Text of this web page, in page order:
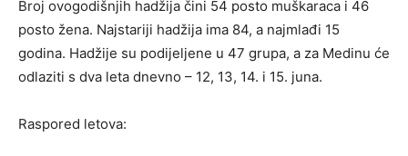
Broj ovogodišnjih hadžija čini 54 posto muškaraca i 46
posto žena. Najstariji hadžija ima 84, a najmlađi 15
godina. Hadžije su podijeljene u 47 grupa, a za Medinu će
odlaziti s dva leta dnevno – 12, 13, 14. i 15. juna.
Raspored letova: